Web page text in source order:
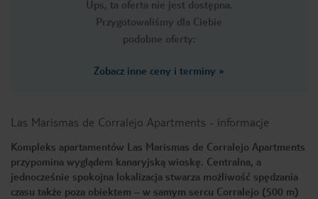
Ups, ta oferta nie jest dostępna.
Przygotowaliśmy dla Ciebie
podobne oferty:
Zobacz inne ceny i terminy »
Las Marismas de Corralejo Apartments - informacje
Kompleks apartamentów Las Marismas de Corralejo Apartments
przypomina wyglądem kanaryjską wioskę. Centralna, a
jednocześnie spokojna lokalizacja stwarza możliwość spędzania
czasu także poza obiektem – w samym sercu Corralejo (500 m)